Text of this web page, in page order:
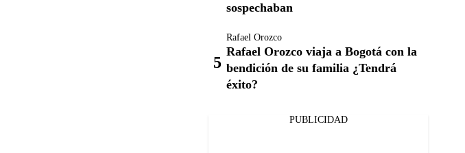
sospechaban
Rafael Orozco
Rafael Orozco viaja a Bogotá con la
bendición de su familia ¿Tendrá
éxito?
PUBLICIDAD